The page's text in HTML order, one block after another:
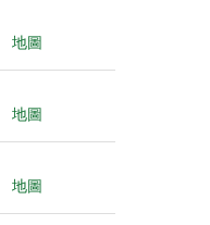
地圖
地圖
地圖